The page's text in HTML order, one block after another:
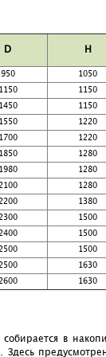
D H
950 1050
1150 1150
1450 1150
1550 1220
1700 1220
1850 1280
1980 1280
1280
1380
1500
1500
1500
1630
1630
в
Здесь